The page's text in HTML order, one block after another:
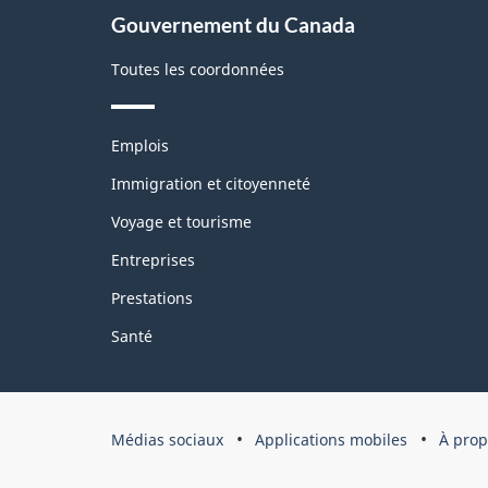
Gouvernement du Canada
Toutes les coordonnées
Thèmes
sujets
Emplois
Immigration et citoyenneté
Voyage et tourisme
Entreprises
Prestations
Santé
Organisation
Médias sociaux Applications mobiles À